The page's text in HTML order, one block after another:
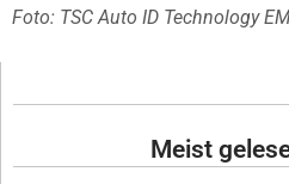
Foto: TSC Auto ID Technology
Meist